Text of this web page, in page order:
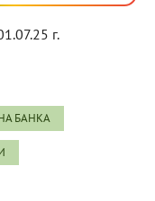
г.
БАНКА